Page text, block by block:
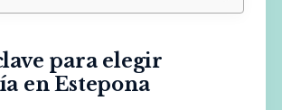
para elegir
en Estepona